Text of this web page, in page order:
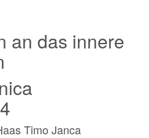
an das innere
Timo Janca